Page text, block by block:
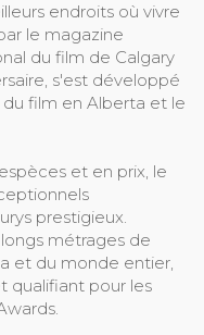
endroits où vivre
le magazine
du film de Calgary
s'est développé
film en Alberta et le
et en prix, le
prestigieux.
métrages de
et du monde entier,
qualifiant pour les